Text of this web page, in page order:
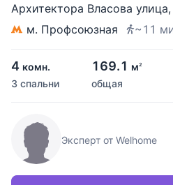
Архитектора Власова улица,
м. Профсоюзная
~11
4 комн.
3 спальни
169.1 м2
общая
Эксперт от Welhome